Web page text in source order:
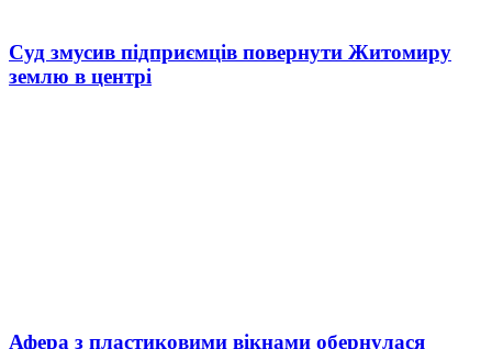
Суд змусив підприємців повернути Житомиру
землю в центрі
Афера з пластиковими вікнами обернулася